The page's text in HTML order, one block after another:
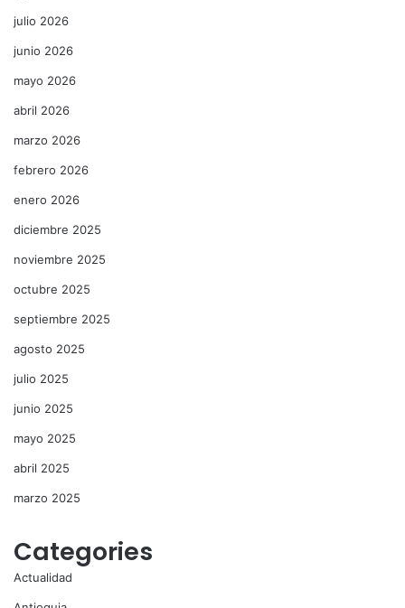
julio 2026
junio 2026
mayo 2026
abril 2026
marzo 2026
febrero 2026
enero 2026
diciembre 2025
noviembre 2025
octubre 2025
septiembre 2025
agosto 2025
julio 2025
junio 2025
mayo 2025
abril 2025
marzo 2025
Categories
Actualidad